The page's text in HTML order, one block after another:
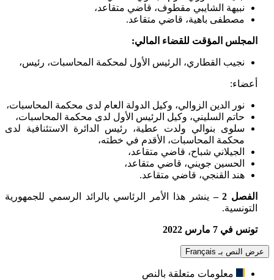
نبيهة الشايبي مقطوف، قاضي متقاعد،
مصطفى باهية، قاضي متقاعد.
المجلس المؤقت للقضاء المالي:
نجيب القطاري، الرئيس الأول لمحكمة المحاسبات، رئيس،
أعضاء:
نور الدين الزوالي، وكيل الدولة العام لدى محكمة المحاسبات،
حاتم السليني، وكيل الرئيس الأول لدى محكمة المحاسبات،
سلوى بنوالي ولدت عطية، رئيس الدائرة الاستئنافية لدى
محكمة المحاسبات، الأقدم في خطته،
الجيلاني شباح، قاضي متقاعد،
الحسين جويني، قاضي متقاعد،
هند القنجي، قاضي متقاعد.
الفصل 2 –
ينشر هذا الأمر الرئاسي بالرائد الرسمي للجمهورية
التونسية.
تونس في 7 مارس 2022
عرض النص بـ Français
معلومات متعلقة بالنص